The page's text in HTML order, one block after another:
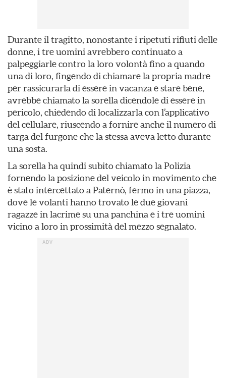
Durante il tragitto, nonostante i ripetuti rifiuti delle
donne, i tre uomini avrebbero continuato a
palpeggiarle contro la loro volontà fino a quando
una di loro, fingendo di chiamare la propria madre
per rassicurarla di essere in vacanza e stare bene,
avrebbe chiamato la sorella dicendole di essere in
pericolo, chiedendo di localizzarla con l’applicativo
del cellulare, riuscendo a fornire anche il numero di
targa del furgone che la stessa aveva letto durante
una sosta.
La sorella ha quindi subito chiamato la Polizia
fornendo la posizione del veicolo in movimento che
è stato intercettato a Paternò, fermo in una piazza,
dove le volanti hanno trovato le due giovani
ragazze in lacrime su una panchina e i tre uomini
vicino a loro in prossimità del mezzo segnalato.